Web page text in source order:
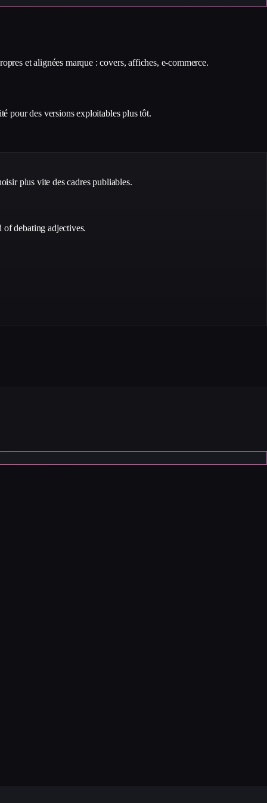
et alignées marque : covers, affiches, e-commerce.
pour des versions exploitables plus tôt.
plus vite des cadres publiables.
of debating adjectives.